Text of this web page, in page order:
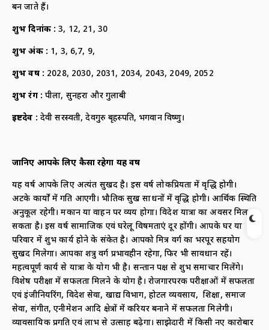
बन जाते हैं।
शुभ दिनांक : 3, 12, 21, 30
शुभ अंक : 1, 3, 6,7, 9,
शुभ वर्ष : 2028, 2030, 2031, 2034, 2043, 2049, 2052
शुभ रंग : पीला, सुनहरा और गुलाबी
ईष्टदेव : देवी सरस्वती, देवगुरु बृहस्पति, भगवान विष्णु।
जानिए आपके लिए कैसा रहेगा यह वर्ष
यह वर्ष आपके लिए अत्यंत सुखद है। इस वर्ष लोकप्रियता में वृद्धि होगी।
अटके कार्यों में गति आएगी। भौतिक सुख साधनों में वृद्धि होगी। आर्थिक स्थिति
अनुकूल रहेगी। मकान या वाहन पर व्यय होगा। विदेश यात्रा का अवसर मिल
सकता है। इस वर्ष सामाजिक एवं घरेलू विषमताएं दूर होंगी। आपके घर या
परिवार में शुभ कार्य होने के संकेत है। आपको मित्र वर्ग का भरपूर सहयोग
सुखद मिलेगा। आपका शत्रु वर्ग प्रभावहीन रहेगा, फिर भी सावधान रहें।
महत्वपूर्ण कार्य से यात्रा के योग भी है। सन्तान पक्ष से शुभ समाचार मिलेंगे।
विशेष परीक्षा में सफलता मिलने के योग है। रोजगारपरक परीक्षाओं में सफलता
एवं इंजीनियरिंग, विदेश सेवा, खाद्य विभाग, होटल व्यवसाय, शिक्षा, समाज
सेवा, संगीत, एनीमेशन आदि क्षेत्रों में करियर बनाने में सफलता मिलेगी।
व्यावसायिक प्रगति एवं लाभ से उत्साह बढ़ेगा। साझेदारी में किसी नए कारोबार